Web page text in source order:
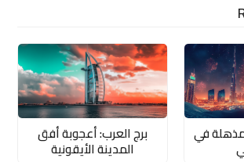
في برج العرب: أعجوبة أفق
المدينة الأيقونية